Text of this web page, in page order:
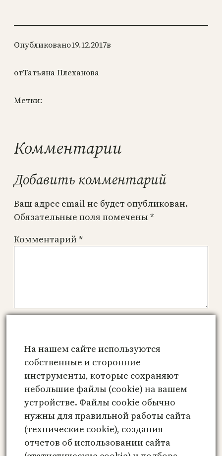
Опубликовано19.12.2017в
отТатьяна Плеханова
Метки:
Комментарии
Добавить комментарий
Ваш адрес email не будет опубликован.
Обязательные поля помечены *
Комментарий *
Email*
Сайт
Сохранить моё имя, email и адрес сайта
в этом браузере для последующих моих
На нашем сайте используются
собственные и сторонние
инструменты, которые сохраняют
небольшие файлы (cookie) на вашем
устройстве. Файлы cookie обычно
нужны для правильной работы сайта
(технические cookie), создания
отчетов об использовании сайта